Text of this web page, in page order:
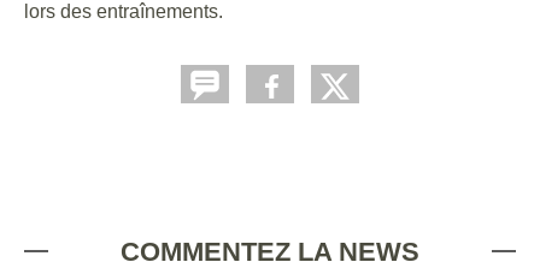
lors des entraînements.
COMMENTEZ LA NEWS